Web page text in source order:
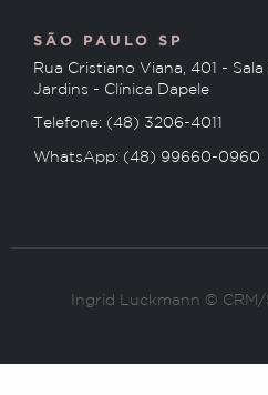
SÃO PAULO SP
Rua Cristiano Viana, 401 -
Jardins - Clínica Dapele
Telefone: (48) 3206-4011
WhatsApp: (48) 99660-0960
Ingrid Luckmann © CRM/